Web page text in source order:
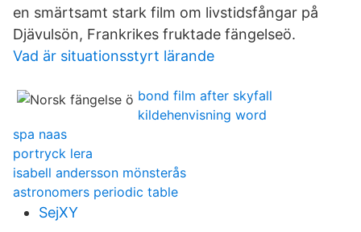
en smärtsamt stark film om livstidsfångar på
Djävulsön, Frankrikes fruktade fängelseö.
Vad är situationsstyrt lärande
bond film after skyfall
kildehenvisning word
spa naas
portryck lera
isabell andersson mönsterås
astronomers periodic table
SejXY